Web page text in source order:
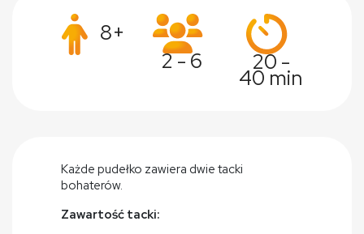
8+
2 - 6
20 -
40 min
Każde pudełko zawiera dwie tacki
bohaterów.
Zawartość tacki: